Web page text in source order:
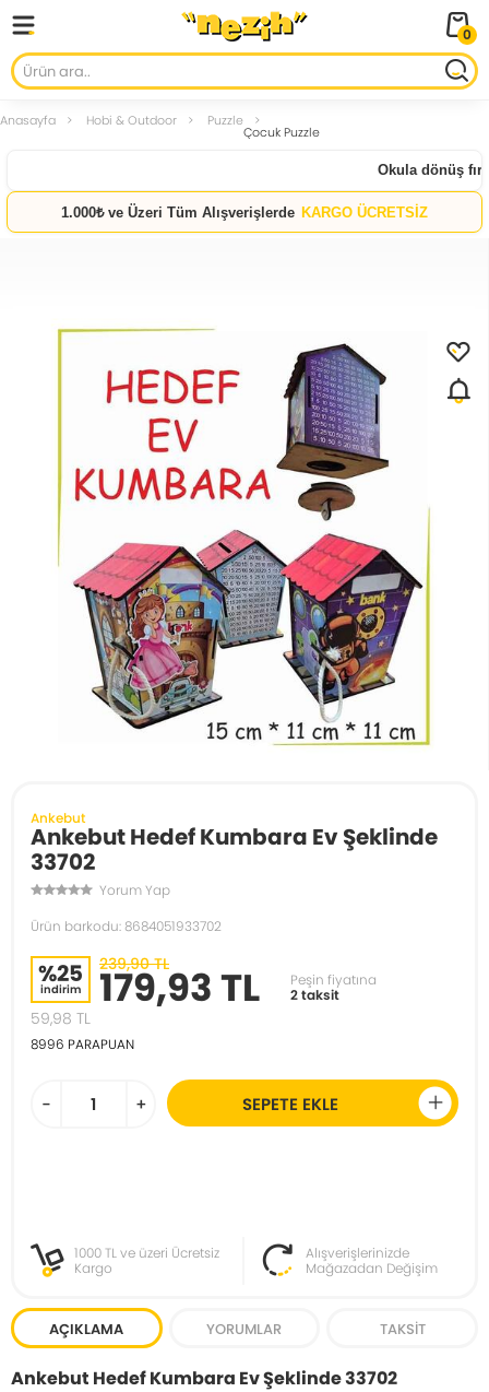
0
Anasayfa Hobi & Outdoor Puzzle
Çocuk Puzzle
Okula dönüş
1.000₺ ve Üzeri Tüm Alışverişlerde KARGO ÜCRETSİZ
Ankebut
Ankebut Hedef Kumbara Ev Şeklinde
33702
Yorum Yap
Ürün barkodu: 8684051933702
%25
indirim
239,90 TL
179,93 TL
Peşin fiyatına
2 taksit
59,98 TL
8996 PARAPUAN
- + SEPETE EKLE
1000 TL ve üzeri Ücretsiz
Kargo
Alışverişlerinizde
Mağazadan Değişim
AÇIKLAMA YORUMLAR TAKSIT
Ankebut Hedef Kumbara Ev Şeklinde 33702